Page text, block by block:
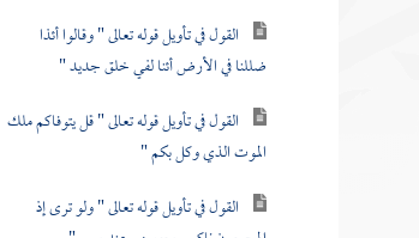
القول في تأويل قوله تعالى " وقالوا أئذا
ضللنا في الأرض أئنا لفي خلق جديد "
القول في تأويل قوله تعالى " قل يتوفاكم ملك
الموت الذي وكل بكم "
القول في تأويل قوله تعالى " ولو ترى إذ